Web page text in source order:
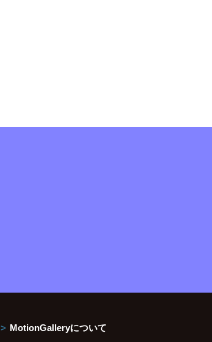
MotionGalleryについて